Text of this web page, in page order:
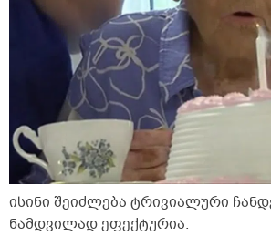
ისინი შეიძლება ტრივიალური
ნამდვილად ეფექტურია.